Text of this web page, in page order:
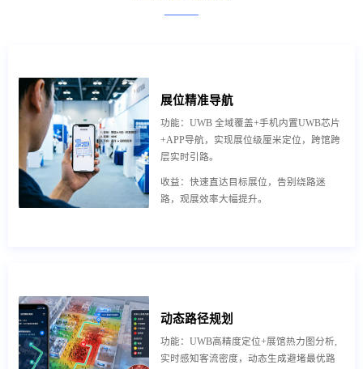
展位精准导航
功能：UWB 全域覆盖+手机内置UWB芯片
+APP导航，实现展位级厘米定位，跨馆跨
层实时引路。
收益：快速直达目标展位，告别绕路迷
路，观展效率大幅提升。
动态路径规划
功能：UWB高精度定位+展馆热力图分析,
实时感知客流密度，动态生成避堵最优路